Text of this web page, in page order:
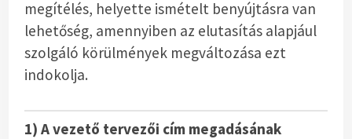
megítélés, helyette ismételt benyújtásra van
lehetőség, amennyiben az elutasítás alapjául
szolgáló körülmények megváltozása ezt
indokolja.
1) A vezető tervezői cím megadásának